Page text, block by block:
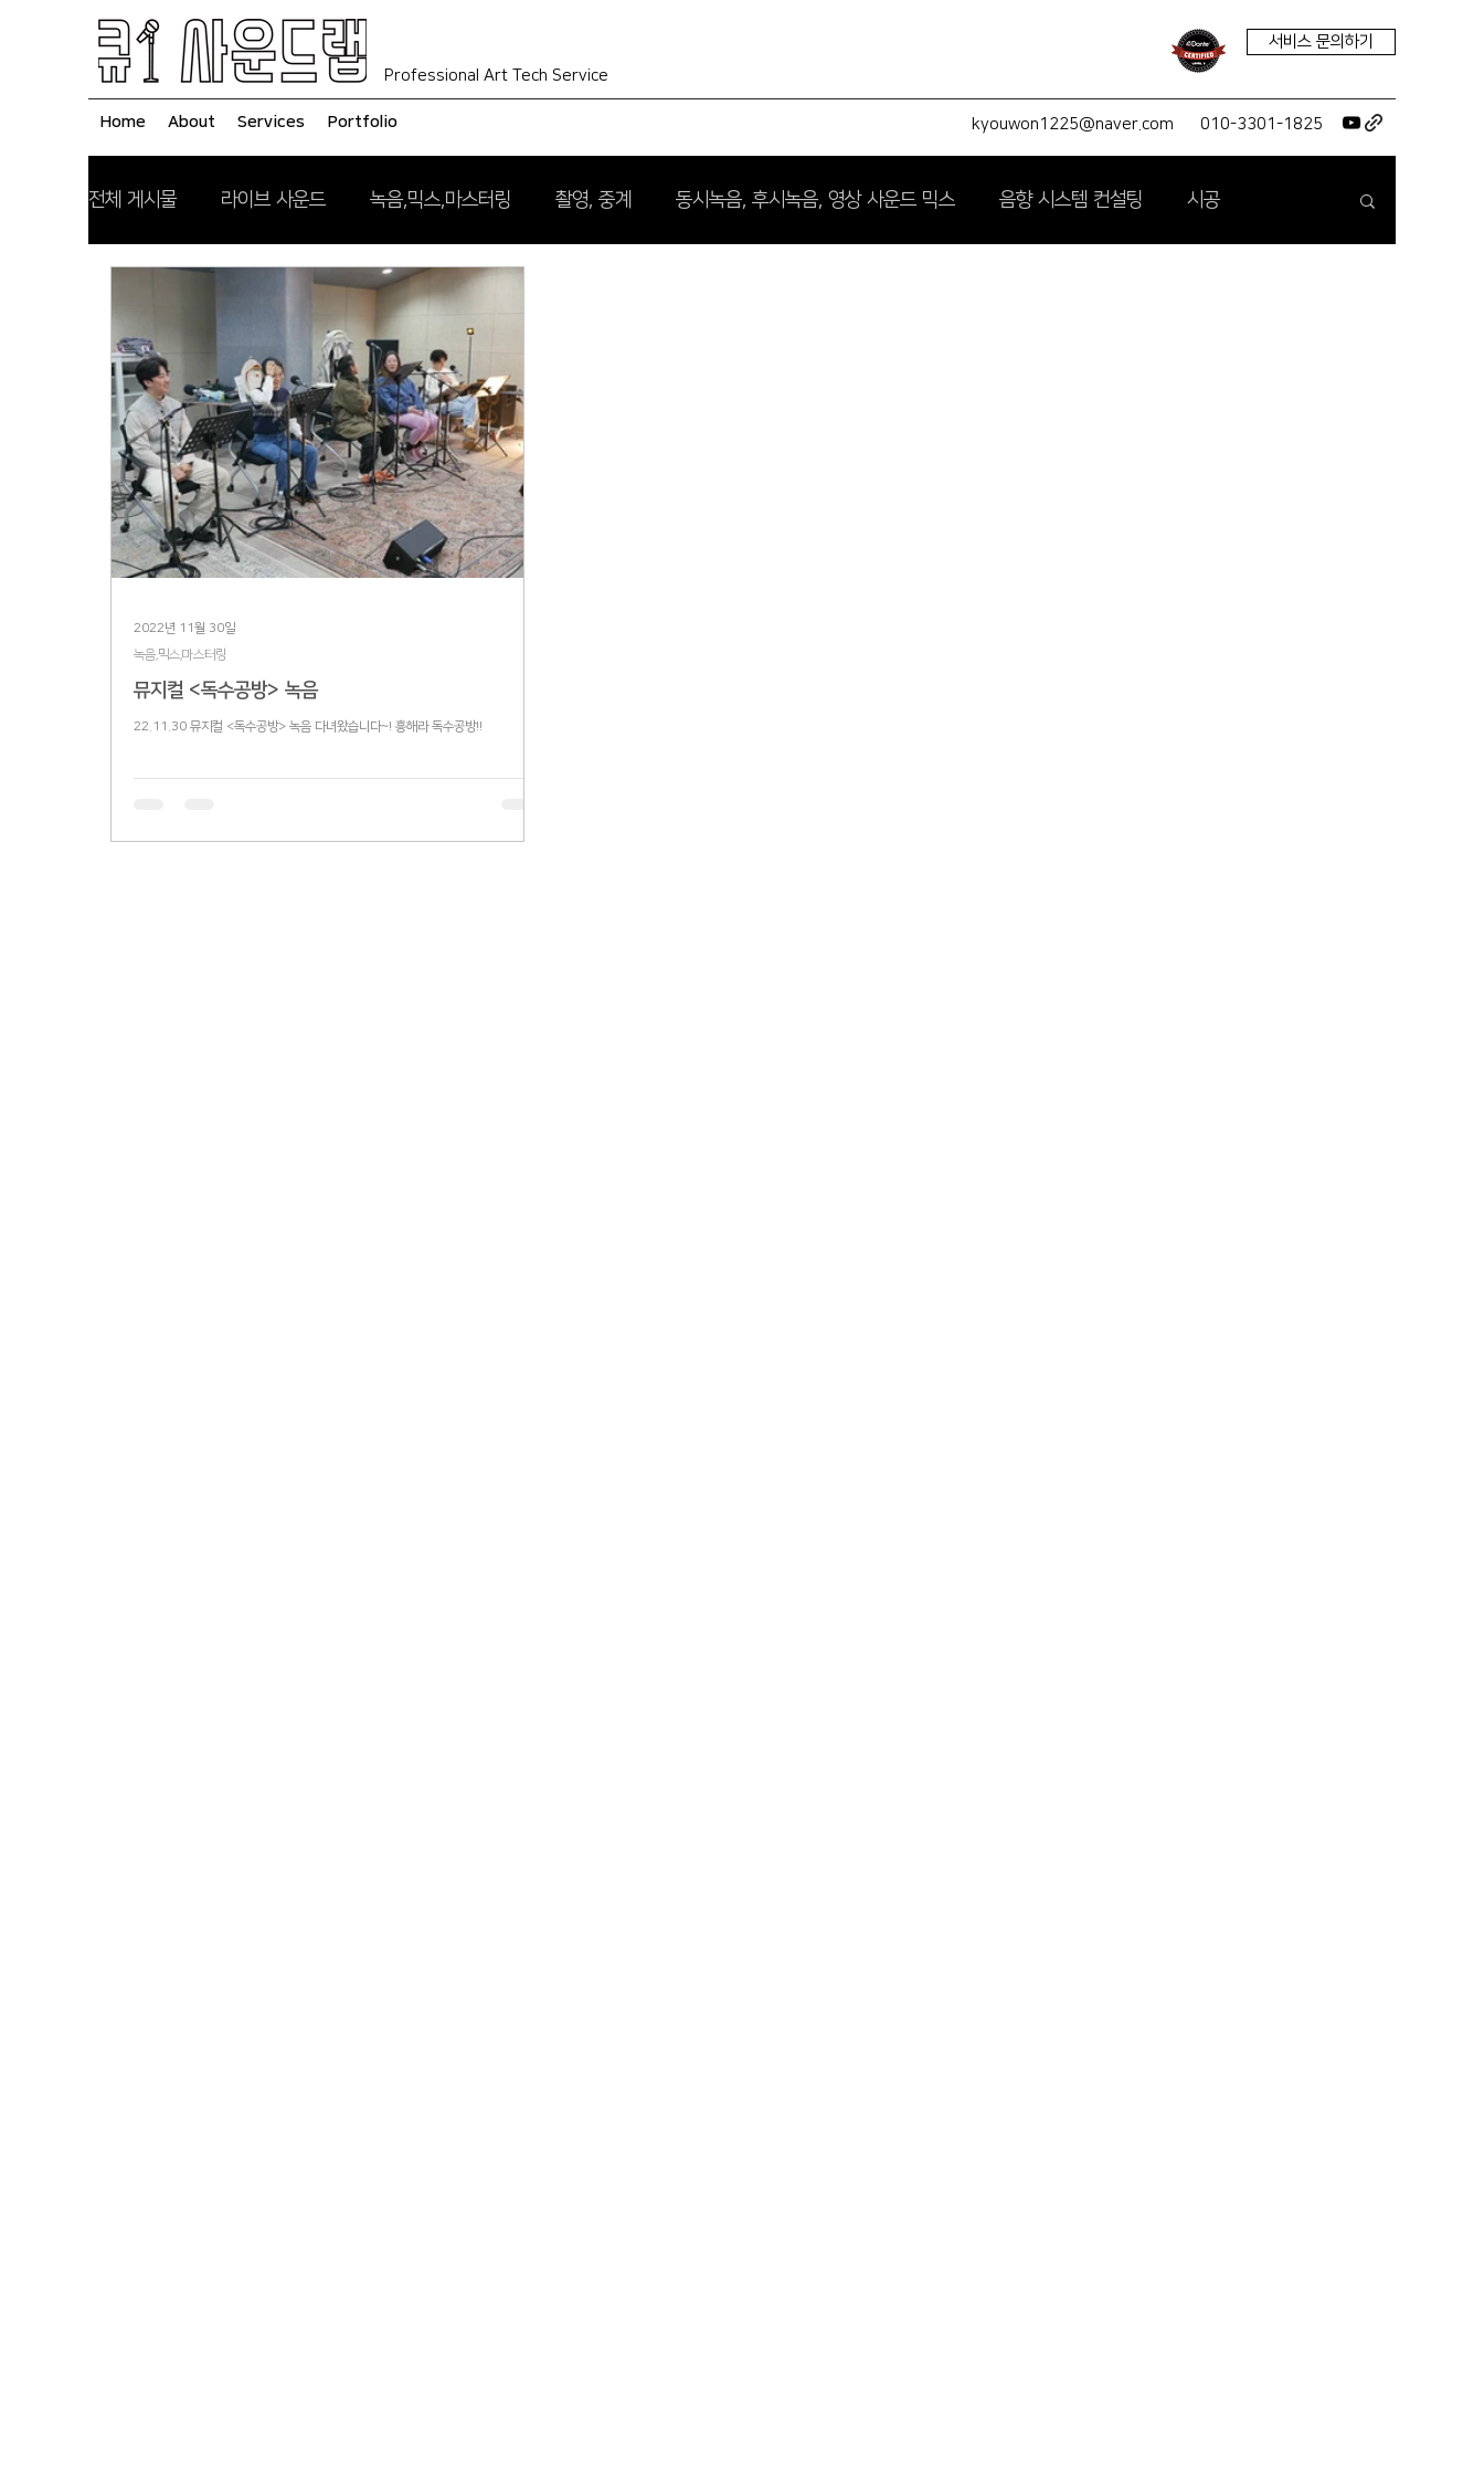
Professional Art Tech Service
서비스 문의하기
Home About Services Portfolio kyouwon1225@naver.com 010-3301-1825
전체 게시물 라이브 사운드 녹음,믹스,마스터링 촬영, 중계 동시녹음, 후시녹음, 영상 사운드 믹스 음향 시스템 컨설팅 시공
뮤지컬 <독수공방> 녹음
22.11.30 뮤지컬 <독수공방> 녹음 다녀왔습니다~! 흥해라 독수공방!!
녹음,믹스,마스터링
2022년 11월 30일